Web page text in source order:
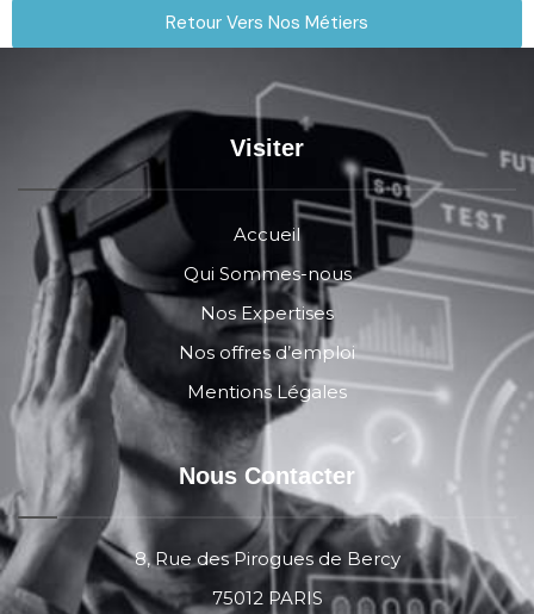
Retour Vers Nos Métiers
Visiter
Accueil
Qui Sommes-nous
Nos Expertises
Nos offres d’emploi
Mentions Légales
Nous Contacter
8, Rue des Pirogues de Bercy
75012 PARIS